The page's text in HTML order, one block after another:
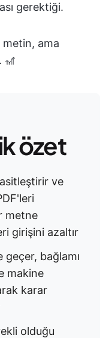
gerektiği.
ama
🎢
özet
ve
metne
girişini azaltır
geçer, bağlamı
makine
karar
olduğu